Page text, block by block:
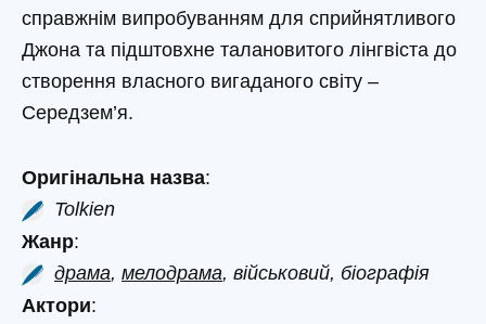
справжнім випробуванням для сприйнятливого
Джона та підштовхне талановитого лінгвіста до
створення власного вигаданого світу –
Середзем’я.
Оригінальна назва:
Tolkien
Жанр:
драма, мелодрама, військовий, біографія
Актори: